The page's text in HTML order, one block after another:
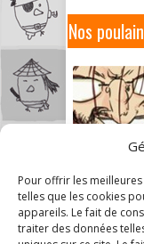
Pour offrir les
telles que les cookies
appareils. Le fait de
traiter des données
Nos